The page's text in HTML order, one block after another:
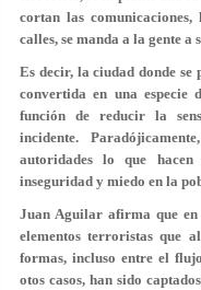
cortan las
calles, se manda a la gente a
Es decir, la ciudad donde se
convertida en una especie
función de reducir la
incidente.
autoridades lo que
inseguridad y miedo en la
Juan Aguilar afirma que
elementos terroristas que
formas, incluso entre el
otos casos, han sido